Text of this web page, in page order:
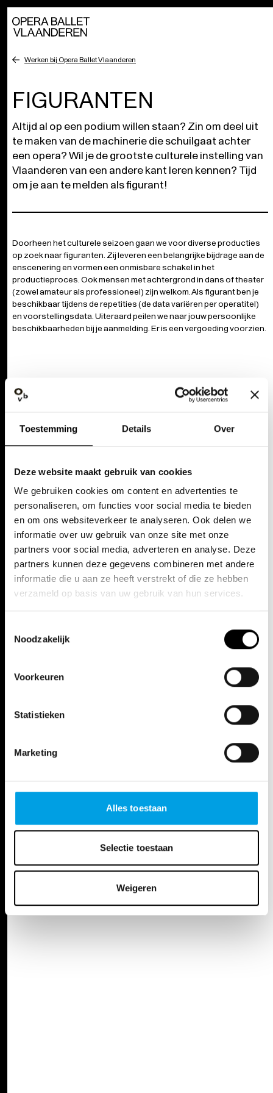
Toestemming Details Over
Deze website maakt gebruik van cookies
We gebruiken cookies om content en advertenties te
personaliseren, om functies voor social media te bieden
en om ons websiteverkeer te analyseren. Ook delen we
informatie over uw gebruik van onze site met onze
partners voor social media, adverteren en analyse. Deze
partners kunnen deze gegevens combineren met andere
informatie die u aan ze heeft verstrekt of die ze hebben
verzameld op basis van uw gebruik van hun services.
Noodzakelijk
Voorkeuren
Statistieken
Marketing
Alles toestaan
Selectie toestaan
Weigeren
Werken bij Opera Ballet Vlaanderen
FIGURANTEN
Altijd al op een podium willen staan? Zin om deel uit
te maken van de machinerie die schuilgaat achter
een opera? Wil je de grootste culturele instelling van
Vlaanderen van een andere kant leren kennen? Tijd
om je aan te melden als figurant!
Doorheen het culturele seizoen gaan we voor diverse producties
op zoek naar figuranten. Zij leveren een belangrijke bijdrage aan de
enscenering en vormen een onmisbare schakel in het
productieproces. Ook mensen met achtergrond in dans of theater
(zowel amateur als professioneel) zijn welkom. Als figurant ben je
beschikbaar tijdens de repetities (de data variëren per operatitel)
en voorstellingsdata. Uiteraard peilen we naar jouw persoonlijke
beschikbaarheden bij je aanmelding. Er is een vergoeding voorzien.
Spontaan solliciteren en op de hoogte blijven voor figuratie in de
toekomst?